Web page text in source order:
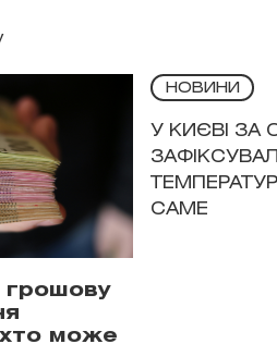
грошову
може
НОВИНИ
У КИЄВІ ЗА
САМЕ